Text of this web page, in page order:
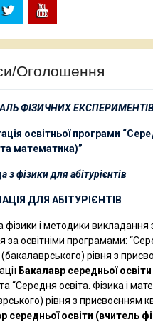
Оголошення
ФІЗИЧНИХ
освітньої програми
математика)”
з фізики для абітурієнтів
ДЛЯ АБІТУРІЄНТІВ
фізики і методики викладання
за освітніми програмами:
(бакалаврського) рівня з
Бакалавр середньої
та “Середня освіта. Фізика і
рівня з присвоєнням
середньої освіти (вчитель